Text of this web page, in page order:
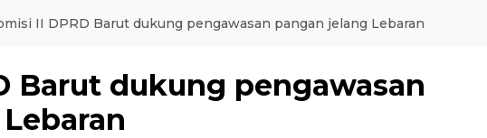
II DPRD Barut dukung pengawasan pangan jelang Lebaran
Barut dukung pengawasan